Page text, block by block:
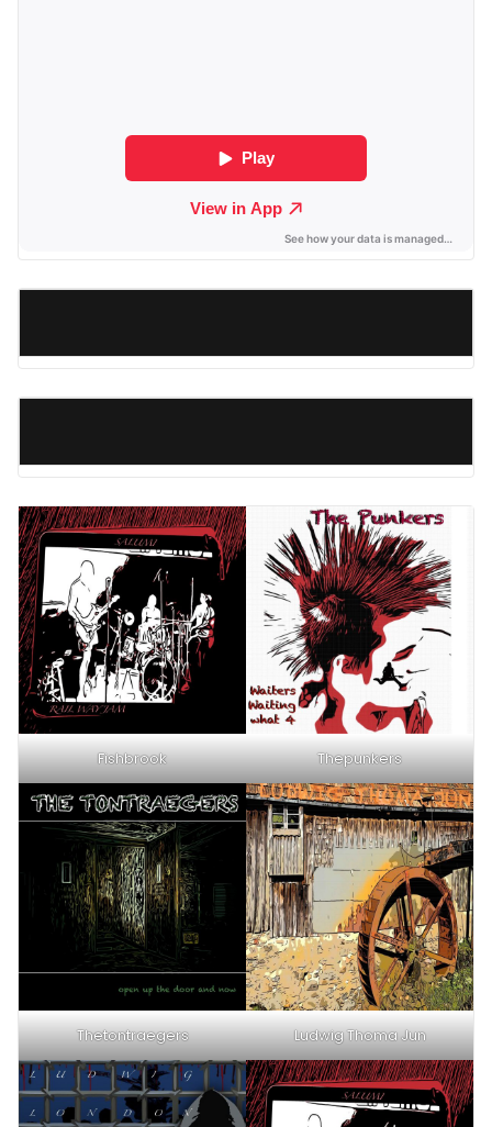
Fishbrook Thepunkers
Thetontraegers Ludwig Thoma Jun